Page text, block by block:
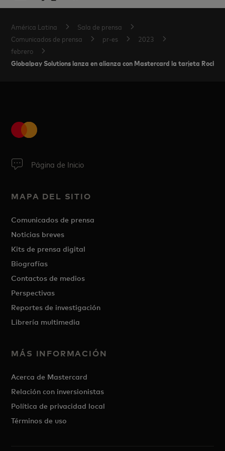
América Latina
Sala de prensa
Comunicados de prensa
pr-es
2023
febrero
Globalpay Solutions lanza en alianza con Mastercard la tarjeta
Página de Inicio
MAPA DEL SITIO
Comunicados de prensa
Noticias breves
Kits de prensa digital
Biografías
Contactos de medios
Perspectivas
Reportes de investigación
Librería multimedia
MÁS INFORMACIÓN
Acerca de Mastercard
Relación con inversionistas
Política de privacidad local
Términos de uso